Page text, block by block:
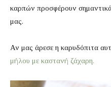
καρπών προσφέρουν
μας.
Αν μας άρεσε η καρυδόπιτα
μήλου με καστανή ζάχαρη.